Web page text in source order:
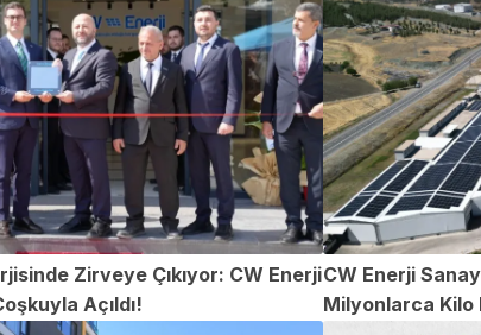
Zirveye Çıkıyor: CW Enerji
Açıldı!
CW Enerji
Milyonlarca Kilo